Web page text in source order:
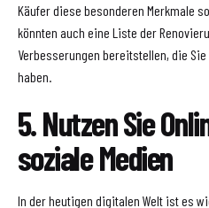
Käufer diese besonderen Merkmale
könnten auch eine Liste der
Verbesserungen bereitstellen, die
haben.
5. Nutzen Sie
soziale Medien
In der heutigen digitalen Welt ist es